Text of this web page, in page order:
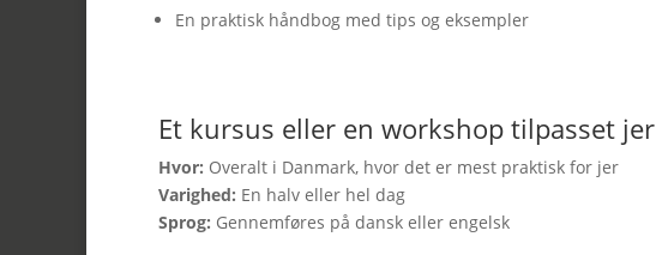
En praktisk håndbog med tips og eksempler
Et kursus eller en workshop tilpasset jer
Hvor: Overalt i Danmark, hvor det er mest praktisk for jer
Varighed: En halv eller hel dag
Sprog: Gennemføres på dansk eller engelsk